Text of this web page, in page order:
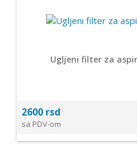
Ugljeni filter za
2600 rsd
sa PDV-om